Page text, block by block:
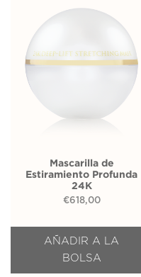
Mascarilla de
Estiramiento Profunda
24K
€618,00
AÑADIR A LA
BOLSA